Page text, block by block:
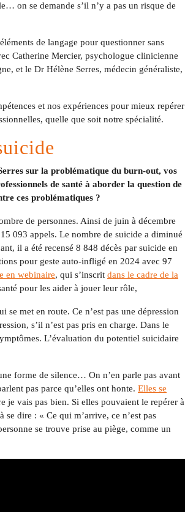
on se demande s’il n’y a pas un risque de
de langage pour questionner sans
Catherine Mercier, psychologue clinicienne
et le Dr Hélène Serres, médecin généraliste,
et nos expériences pour mieux repérer
quelle que soit notre spécialité.
sur la problématique du burn-out, vos
de santé à aborder la question de
ces problématiques ?
de personnes. Ainsi de juin à décembre
093 appels. Le nombre de suicide a diminué
il a été recensé 8 848 décès par suicide en
pour geste auto-infligé en 2024 avec 97
en webinaire, qui s’inscrit dans le cadre de la
pour les aider à jouer leur rôle,
met en route. Ce n’est pas une dépression
s’il n’est pas pris en charge. Dans le
L’évaluation du potentiel suicidaire
forme de silence… On n’en parle pas avant
pas parce qu’elles ont honte. Elles se
je vais pas bien. Si elles pouvaient le repérer à
dire : « Ce qui m’arrive, ce n’est pas
se trouve prise au piège, comme un